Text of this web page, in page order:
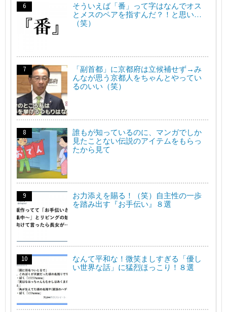
そういえば「番」って字はなんでオス
とメスのペアを指すんだ？！と思い…
（笑）
「副首都」に京都府は立候補せず→み
んなが思う京都人をちゃんとやってい
るのいい（笑）
誰もが知っているのに、マンガでしか
見たことない伝説のアイテムをもらっ
たから見て
お力添えを賜る！（笑）自主性の一歩
を踏み出す『お手伝い』８選
なんて平和な！微笑ましすぎる「優し
い世界な話」に猛烈ほっこり！８選